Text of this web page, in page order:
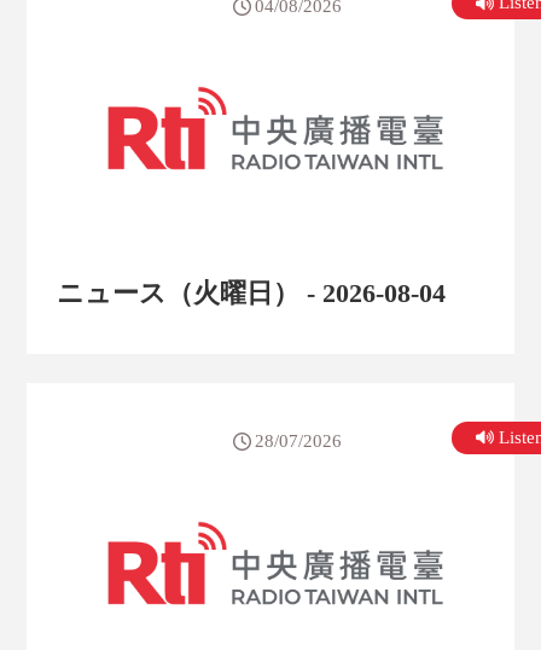
ニュース（火曜日） - 2026-08-04
04/08/2026
28/07/2026